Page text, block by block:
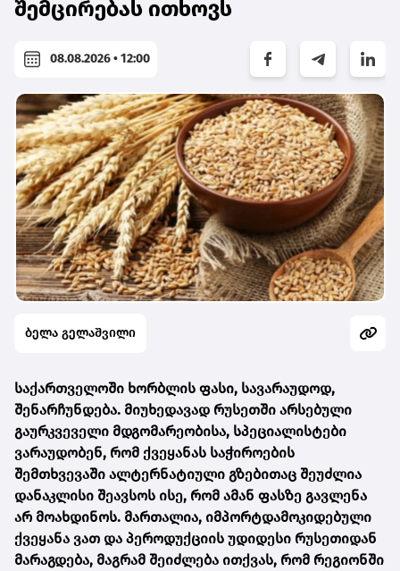
შემცირებას ითხოვს
08.08.2026 • 12:00
ბელა გელაშვილი
საქართველოში ხორბლის ფასი, სავარაუდოდ,
შენარჩუნდება. მიუხედავად რუსეთში არსებული
გაურკვეველი მდგომარეობისა, სპეციალისტები
ვარაუდობენ, რომ ქვეყანას საჭიროების
შემთხვევაში ალტერნატიული გზებითაც შეუძლია
დანაკლისი შეავსოს ისე, რომ ამან ფასზე გავლენა
არ მოახდინოს. მართალია, იმპორტდამოკიდებული
ქვეყანა ვათ და პეროდუქციის უდიდესი რუსეთიდან
მარაგდება, მაგრამ შეიძლება ითქვას, რომ რეგიონში